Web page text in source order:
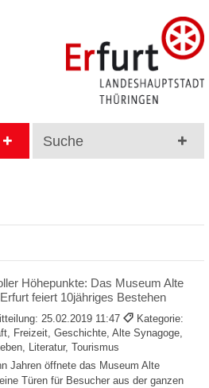
Suche
Höhepunkte: Das Museum Alte
feiert 10jähriges Bestehen
25.02.2019 11:47
Kategorie:
Freizeit, Geschichte, Alte Synagoge,
Literatur, Tourismus
Jahren öffnete das Museum Alte
Türen für Besucher aus der ganzen